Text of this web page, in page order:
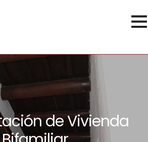
de Vivienda